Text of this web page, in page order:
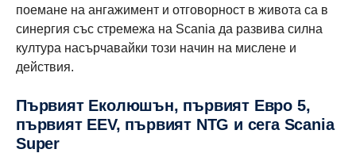
поемане на ангажимент и отговорност в живота са в
синергия със стремежа на Scania да развива силна
култура насърчавайки този начин на мислене и
действия.
Първият Еколюшън, първият Евро 5,
първият EEV, първият NTG и сега Scania
Super